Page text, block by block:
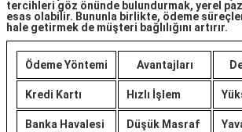
tercihleri göz önünde bulundurmak, yerel
esas olabilir. Bununla birlikte, ödeme
hale getirmek de müşteri bağlılığını artırır.
Ödeme Yöntemi Avantajları
Kredi Kartı Hızlı İşlem
Banka Havalesi Düşük Masraf